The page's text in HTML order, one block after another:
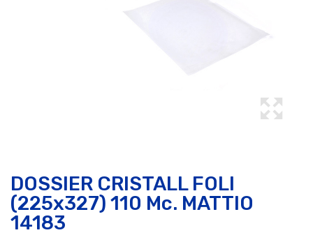
DOSSIER CRISTALL FOLI
(225x327) 110 Mc. MATTIO
14183